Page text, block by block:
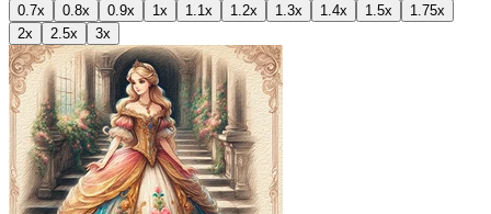
0.7x 0.8x 0.9x 1x 1.1x 1.2x 1.3x 1.4x 1.5x
1.75x
2x
2.5x 3x